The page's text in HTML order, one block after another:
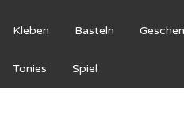
Kleben Basteln
Tonies Spiel